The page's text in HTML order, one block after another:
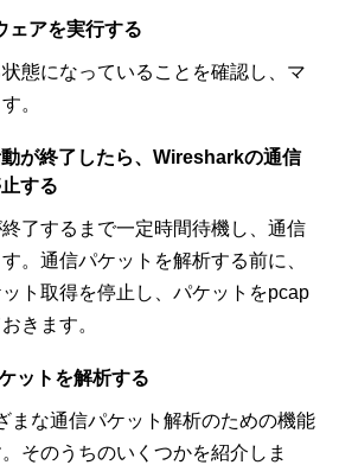
アを実行する
態になっていることを確認し、マ
。
が終了したら、Wiresharkの通信
する
了するまで一定時間待機し、通信
。通信パケットを解析する前に、
ト取得を停止し、パケットをpcap
きます。
ットを解析する
まな通信パケット解析のための機能
そのうちのいくつかを紹介しま